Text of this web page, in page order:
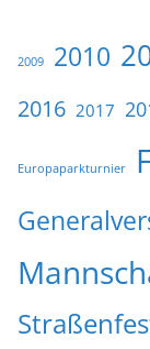
2009 2010
2016 2017
Europaparkturnier